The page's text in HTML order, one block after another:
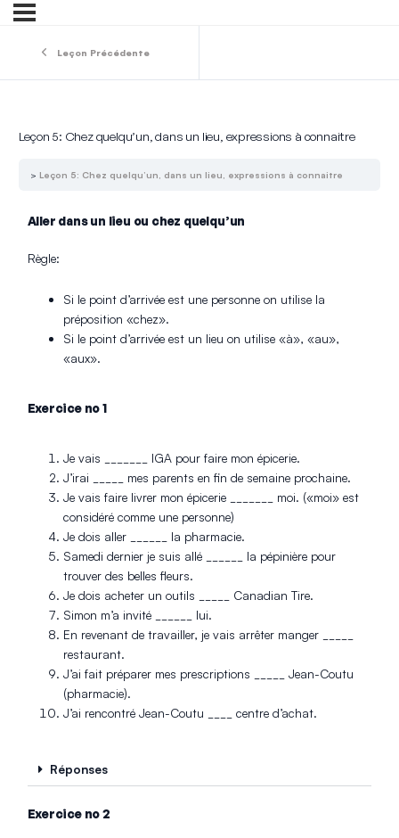
Leçon Précédente
Leçon 5: Chez quelqu’un, dans un lieu, expressions à connaitre
Leçon 5: Chez quelqu’un, dans un lieu, expressions à connaitre
Aller dans un lieu ou chez quelqu’un
Règle:
Si le point d’arrivée est une personne on utilise la
préposition «chez».
Si le point d’arrivée est un lieu on utilise «à», «au»,
«aux».
Exercice no 1
Je vais _______ IGA pour faire mon épicerie.
J’irai _____ mes parents en fin de semaine prochaine.
Je vais faire livrer mon épicerie _______ moi. («moi» est
considéré comme une personne)
Je dois aller ______ la pharmacie.
Samedi dernier je suis allé ______ la pépinière pour
trouver des belles fleurs.
Je dois acheter un outils _____ Canadian Tire.
Simon m’a invité ______ lui.
En revenant de travailler, je vais arrêter manger _____
restaurant.
J’ai fait préparer mes prescriptions _____ Jean-Coutu
(pharmacie).
J’ai rencontré Jean-Coutu ____ centre d’achat.
Réponses
Exercice no 2